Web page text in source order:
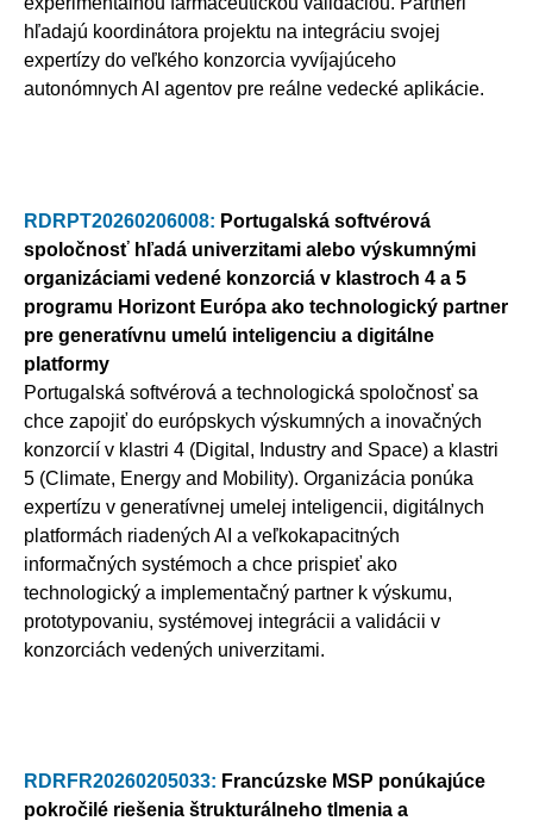
hľadajú koordinátora projektu na integráciu svojej
expertízy do veľkého konzorcia vyvíjajúceho
autonómnych AI agentov pre reálne vedecké aplikácie.
RDRPT20260206008: Portugalská softvérová
spoločnosť hľadá univerzitami alebo výskumnými
organizáciami vedené konzorciá v klastroch 4 a 5
programu Horizont Európa ako technologický partner
pre generatívnu umelú inteligenciu a digitálne
platformy
Portugalská softvérová a technologická spoločnosť sa
chce zapojiť do európskych výskumných a inovačných
konzorcií v klastri 4 (Digital, Industry and Space) a klastri
5 (Climate, Energy and Mobility). Organizácia ponúka
expertízu v generatívnej umelej inteligencii, digitálnych
platformách riadených AI a veľkokapacitných
informačných systémoch a chce prispieť ako
technologický a implementačný partner k výskumu,
prototypovaniu, systémovej integrácii a validácii v
konzorciách vedených univerzitami.
RDRFR20260205033: Francúzske MSP ponúkajúce
pokročilé riešenia štrukturálneho tlmenia a